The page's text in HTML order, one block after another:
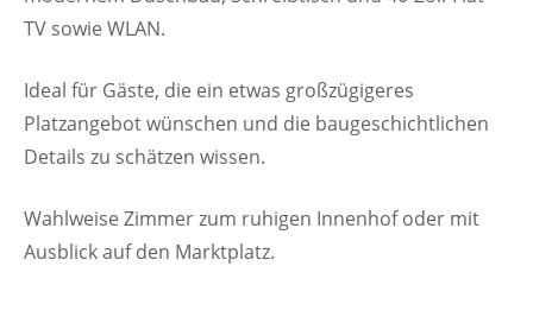
TV sowie WLAN.
Ideal für Gäste, die ein etwas großzügigeres
Platzangebot wünschen und die baugeschichtlichen
Details zu schätzen wissen.
Wahlweise Zimmer zum ruhigen Innenhof oder mit
Ausblick auf den Marktplatz.